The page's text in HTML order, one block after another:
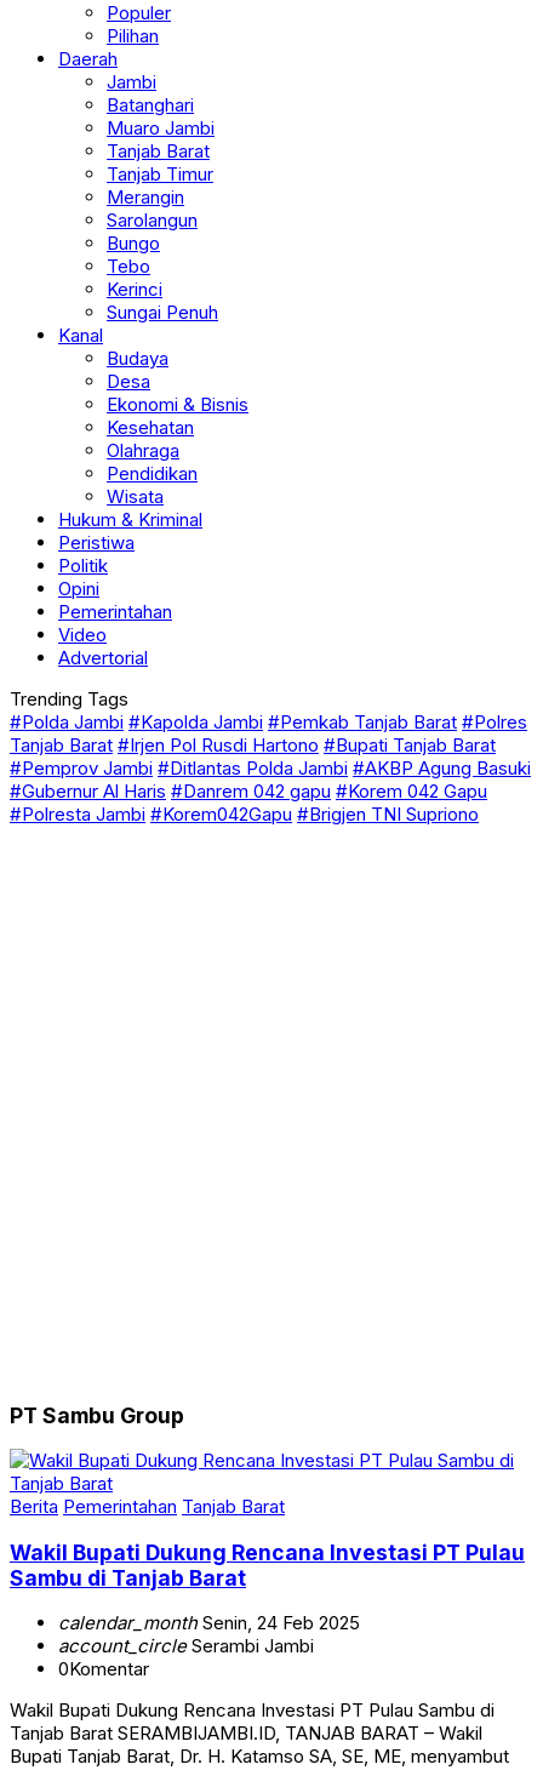
Populer
Pilihan
Daerah
Jambi
Batanghari
Muaro Jambi
Tanjab Barat
Tanjab Timur
Merangin
Sarolangun
Bungo
Tebo
Kerinci
Sungai Penuh
Kanal
Budaya
Desa
Ekonomi & Bisnis
Kesehatan
Olahraga
Pendidikan
Wisata
Hukum & Kriminal
Peristiwa
Politik
Opini
Pemerintahan
Video
Advertorial
Trending Tags
#Polda Jambi #Kapolda Jambi #Pemkab Tanjab Barat #Polres
Tanjab Barat #Irjen Pol Rusdi Hartono #Bupati Tanjab Barat
#Pemprov Jambi #Ditlantas Polda Jambi #AKBP Agung Basuki
#Gubernur Al Haris #Danrem 042 gapu #Korem 042 Gapu
#Polresta Jambi #Korem042Gapu #Brigjen TNI Supriono
PT Sambu Group
Berita Pemerintahan Tanjab Barat
Wakil Bupati Dukung Rencana Investasi PT Pulau
Sambu di Tanjab Barat
calendar_monthSenin, 24 Feb 2025
account_circleSerambi Jambi
0Komentar
Wakil Bupati Dukung Rencana Investasi PT Pulau Sambu di
Tanjab Barat SERAMBIJAMBI.ID, TANJAB BARAT – Wakil
Bupati Tanjab Barat, Dr. H. Katamso SA, SE, ME, menyambut